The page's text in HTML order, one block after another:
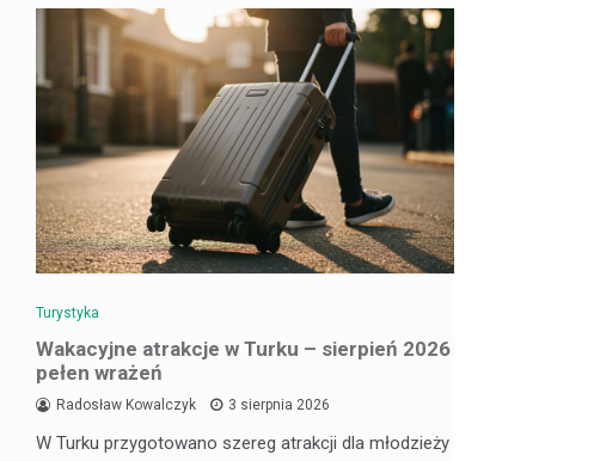
Turystyka
Wakacyjne atrakcje w Turku – sierpień 2026
pełen wrażeń
Radosław Kowalczyk 3 sierpnia 2026
W Turku przygotowano szereg atrakcji dla młodzieży